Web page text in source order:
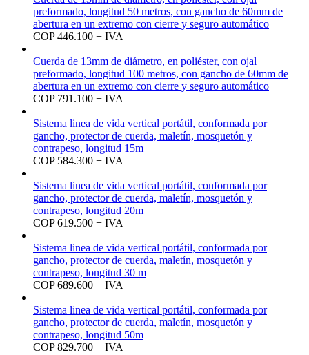
preformado, longitud 50 metros, con gancho de 60mm de
abertura en un extremo con cierre y seguro automático
COP 446.100 + IVA
Cuerda de 13mm de diámetro, en poliéster, con ojal
preformado, longitud 100 metros, con gancho de 60mm de
abertura en un extremo con cierre y seguro automático
COP 791.100 + IVA
Sistema linea de vida vertical portátil, conformada por
gancho, protector de cuerda, maletín, mosquetón y
contrapeso, longitud 15m
COP 584.300 + IVA
Sistema linea de vida vertical portátil, conformada por
gancho, protector de cuerda, maletín, mosquetón y
contrapeso, longitud 20m
COP 619.500 + IVA
Sistema linea de vida vertical portátil, conformada por
gancho, protector de cuerda, maletín, mosquetón y
contrapeso, longitud 30 m
COP 689.600 + IVA
Sistema linea de vida vertical portátil, conformada por
gancho, protector de cuerda, maletín, mosquetón y
contrapeso, longitud 50m
COP 829.700 + IVA